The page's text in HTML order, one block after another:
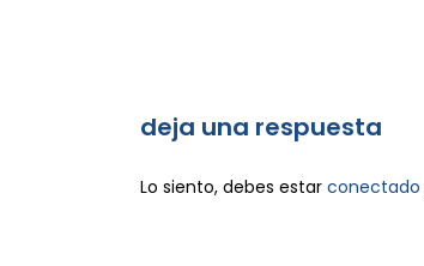
deja una respuesta
Lo siento, debes estar conectado